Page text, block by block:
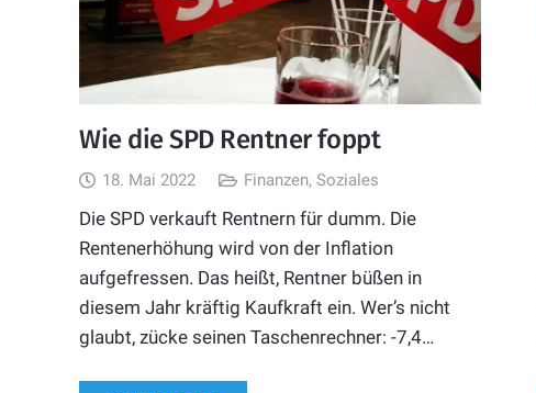
Wie die SPD Rentner foppt
18. Mai 2022 Finanzen, Soziales
Die SPD verkauft Rentnern für dumm. Die
Rentenerhöhung wird von der Inflation
aufgefressen. Das heißt, Rentner büßen in
diesem Jahr kräftig Kaufkraft ein. Wer’s nicht
glaubt, zücke seinen Taschenrechner: -7,4…